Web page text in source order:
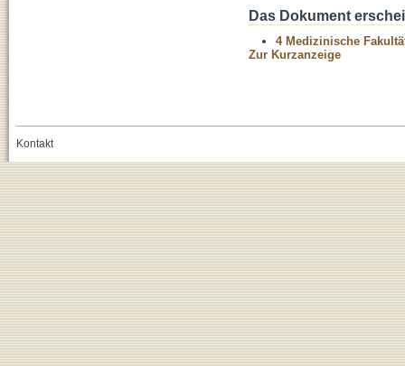
Das Dokument
4 Medizinische
Zur Kurzanzeige
Kontakt